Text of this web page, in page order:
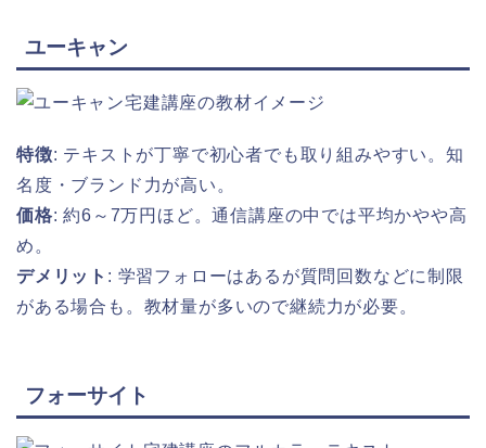
ユーキャン
特徴: テキストが丁寧で初心者でも取り組みやすい。知
名度・ブランド力が高い。
価格: 約6～7万円ほど。通信講座の中では平均かやや高
め。
デメリット : 学習フォローはあるが質問回数などに制限
がある場合も。教材量が多いので継続力が必要。
フォーサイト